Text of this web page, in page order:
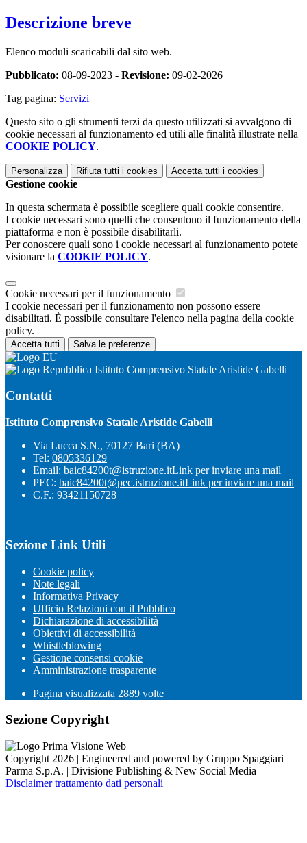
Descrizione breve
Elenco moduli scaricabili dal sito web.
Pubblicato: 08-09-2023 - Revisione: 09-02-2026
Tag pagina: Servizi
Questo sito o gli strumenti terzi da questo utilizzati si avvalgono di
cookie necessari al funzionamento ed utili alle finalità illustrate nella
COOKIE POLICY.
Personalizza Rifiuta tutti i cookies Accetta tutti i cookies
Gestione cookie
In questa schermata è possibile scegliere quali cookie consentire.
I cookie necessari sono quelli che consentono il funzionamento della
piattaforma e non è possibile disabilitarli.
Per conoscere quali sono i cookie necessari al funzionamento potete
visionare la COOKIE POLICY.
Cookie necessari per il funzionamento
I cookie necessari per il funzionamento non possono essere
disabilitati. È possibile consultare l'elenco nella pagina della cookie
policy.
Accetta tutti Salva le preferenze
Istituto Comprensivo Statale Aristide Gabelli
Contatti
Istituto Comprensivo Statale Aristide Gabelli
Via Lucca S.N., 70127 Bari (BA)
Tel: 0805336129
Email: baic84200t@istruzione.itLink per inviare una mail
PEC: baic84200t@pec.istruzione.itLink per inviare una mail
C.F.: 93421150728
Sezione Link Utili
Cookie policy
Note legali
Informativa Privacy
Ufficio Relazioni con il Pubblico
Dichiarazione di accessibilità
Obiettivi di accessibilità
Whistleblowing
Gestione consensi cookie
Amministrazione trasparente
Pagina visualizzata 2889 volte
Sezione Copyright
Copyright 2026 | Engineered and powered by Gruppo Spaggiari
Parma S.p.A. | Divisione Publishing & New Social Media
Disclaimer trattamento dati personali